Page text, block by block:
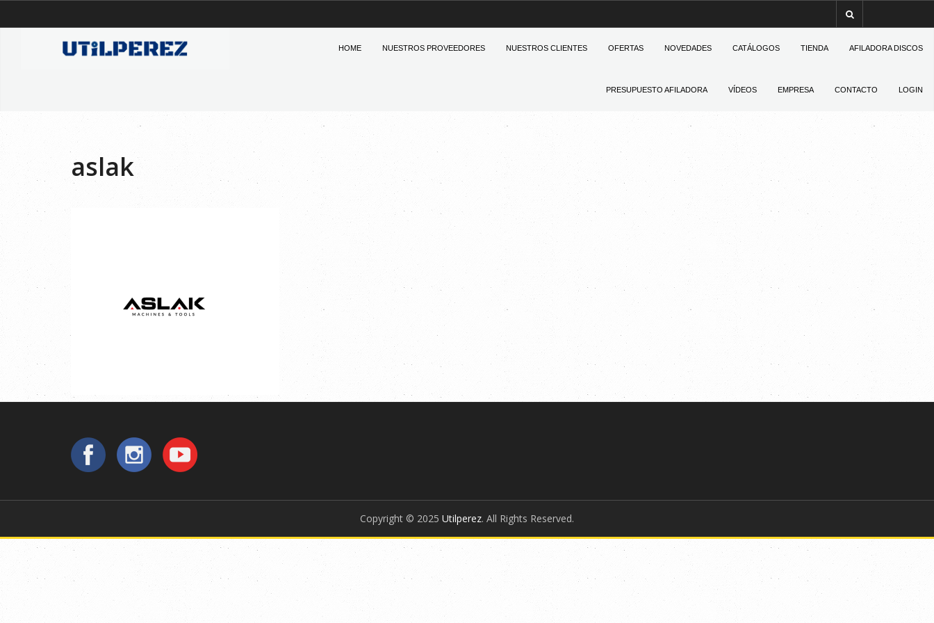
HOME NUESTROS PROVEEDORES NUESTROS CLIENTES OFERTAS NOVEDADES CATÁLOGOS TIENDA AFILADORA DISCOS
PRESUPUESTO AFILADORA VÍDEOS EMPRESA CONTACTO LOGIN
aslak
Copyright © 2025 Utilperez. All Rights Reserved.